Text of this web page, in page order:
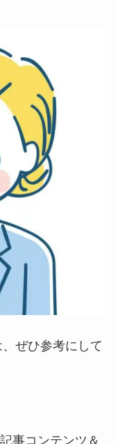
ぜひ参考にして
事コンテンツ＆